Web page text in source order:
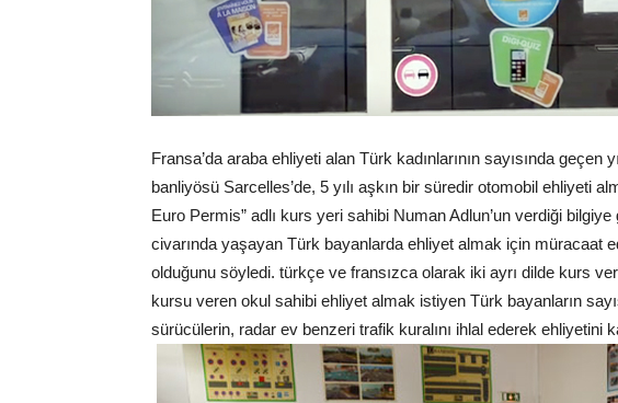
Fransa’da araba ehliyeti alan Türk kadınlarının sayısında geçen
banliyösü Sarcelles’de, 5 yılı aşkın bir süredir otomobil ehliyeti
Euro Permis” adlı kurs yeri sahibi Numan Adlun’un verdiği
civarında yaşayan Türk bayanlarda ehliyet almak için müracaat
olduğunu söyledi. türkçe ve fransızca olarak iki ayrı dilde kurs
kursu veren okul sahibi ehliyet almak istiyen Türk bayanların
sürücülerin, radar ev benzeri trafik kuralını ihlal ederek ehliyetini